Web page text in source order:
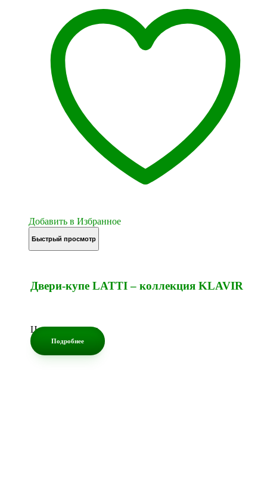
Добавить в Избранное
Быстрый просмотр
Двери-купе LATTI – коллекция KLAVIR
Цена по запросу
Подробнее